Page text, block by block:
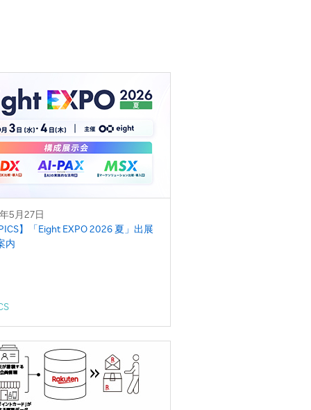
5月27日
】「Eight EXPO 2026 夏」出展
内